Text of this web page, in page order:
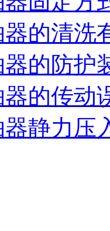
的清洗
的防护
的传动
静力压